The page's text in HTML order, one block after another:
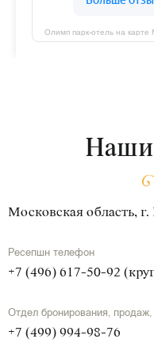
Наши
Московская область,
Ресепшн телефон
+7 (496) 617-50-92
Отдел бронирования, продаж,
+7 (499) 994-98-76